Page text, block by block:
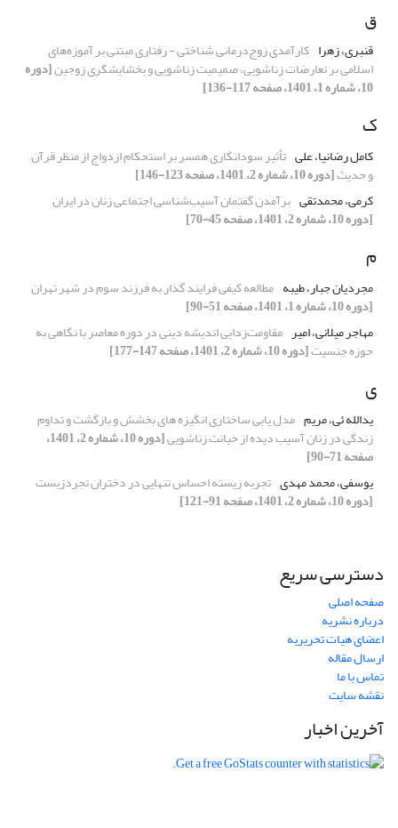
ق
قنبری، زهرا کارآمدی زوج‌درمانی شناختی - رفتاری مبتنی بر آموزه‌های
اسلامی بر تعارضات زناشویی، صمیمیت زناشویی و بخشایشگری زوجین[دوره
10، شماره 1، 1401، صفحه 117-136]
ک
کامل رضانیا، علی تأثیر سودانگاری همسر بر استحکام ازدواج از منظر قرآن
و حدیث[دوره 10، شماره 2، 1401، صفحه 123-146]
کرمی، محمدتقی برآمدن گفتمان آسیب‌شناسی اجتماعی زنان در ایران
[دوره 10، شماره 2، 1401، صفحه 45-70]
م
مجردیان جبار، طیبه مطالعه کیفی فرایند گذار به فرزند‌ سوم در شهر تهران
[دوره 10، شماره 1، 1401، صفحه 51-90]
مهاجر میلانی، امیر مقاومت‌زدایی اندیشه دینی در دوره معاصر با نگاهی به
حوزه جنسیت[دوره 10، شماره 2، 1401، صفحه 147-177]
ی
یدالله ئی، مریم مدل یابی ساختاری انگیزه های بخشش و بازگشت و تداوم
زندگی در زنان آسیب دیده از خیانت زناشویی [دوره 10، شماره 2، 1401،
صفحه 71-90]
یوسفی، محمد مهدی تجربه زیسته احساس تنهایی در دختران تجردزیست
[دوره 10، شماره 2، 1401، صفحه 91-121]
دسترسی سریع
صفحه اصلی
درباره نشریه
اعضای هیات تحریریه
ارسال مقاله
تماس با ما
نقشه سایت
آخرین اخبار